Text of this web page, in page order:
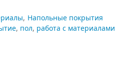
Напольные покрытия
пол работа с материалами